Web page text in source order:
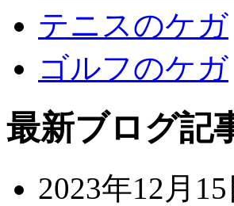
テニスのケガ
ゴルフのケガ
最新ブログ記
2023年12月15